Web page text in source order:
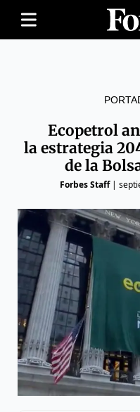
Ecopetrol
la estrategia
de la
Forbes Staff|